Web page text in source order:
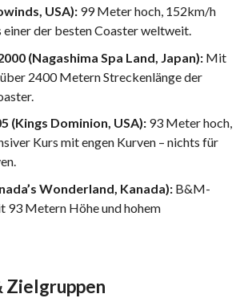
USA): 99 Meter hoch, 152km/h
einer der besten Coaster weltweit.
(Nagashima Spa Land, Japan): Mit
2400 Metern Streckenlänge der
(Kings Dominion, USA): 93 Meter hoch,
Kurs mit engen Kurven – nichts für
Wonderland, Kanada): B&M-
93 Metern Höhe und hohem
Zielgruppen